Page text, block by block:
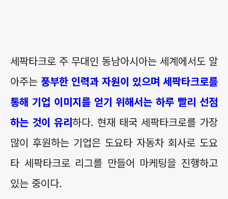
세팍타크로 주 무대인 동남아시아는 세계에서도 알
아주는 풍부한 인력과 자원이 있으며 세팍타크로를
통해 기업 이미지를 얻기 위해서는 하루 빨리 선점
하는 것이 유리하다. 현재 태국 세팍타크로를 가장
많이 후원하는 기업은 도요타 자동차 회사로 도요
타 세팍타크로 리그를 만들어 마케팅을 진행하고
있는 중이다.